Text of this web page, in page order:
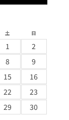
土 日
1
2
8
9
15
16
22
23
29
30